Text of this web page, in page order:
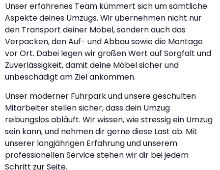
Unser erfahrenes Team kümmert sich um sämtliche
Aspekte deines Umzugs. Wir übernehmen nicht nur
den Transport deiner Möbel, sondern auch das
Verpacken, den Auf- und Abbau sowie die Montage
vor Ort. Dabei legen wir großen Wert auf Sorgfalt und
Zuverlässigkeit, damit deine Möbel sicher und
unbeschädigt am Ziel ankommen.
Unser moderner Fuhrpark und unsere geschulten
Mitarbeiter stellen sicher, dass dein Umzug
reibungslos abläuft. Wir wissen, wie stressig ein Umzug
sein kann, und nehmen dir gerne diese Last ab. Mit
unserer langjährigen Erfahrung und unserem
professionellen Service stehen wir dir bei jedem
Schritt zur Seite.